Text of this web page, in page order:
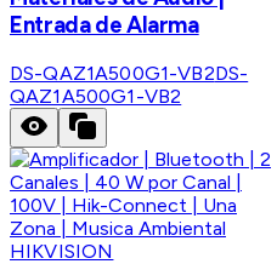
Entrada de Alarma
DS-QAZ1A500G1-VB2DS-
QAZ1A500G1-VB2
HIKVISION